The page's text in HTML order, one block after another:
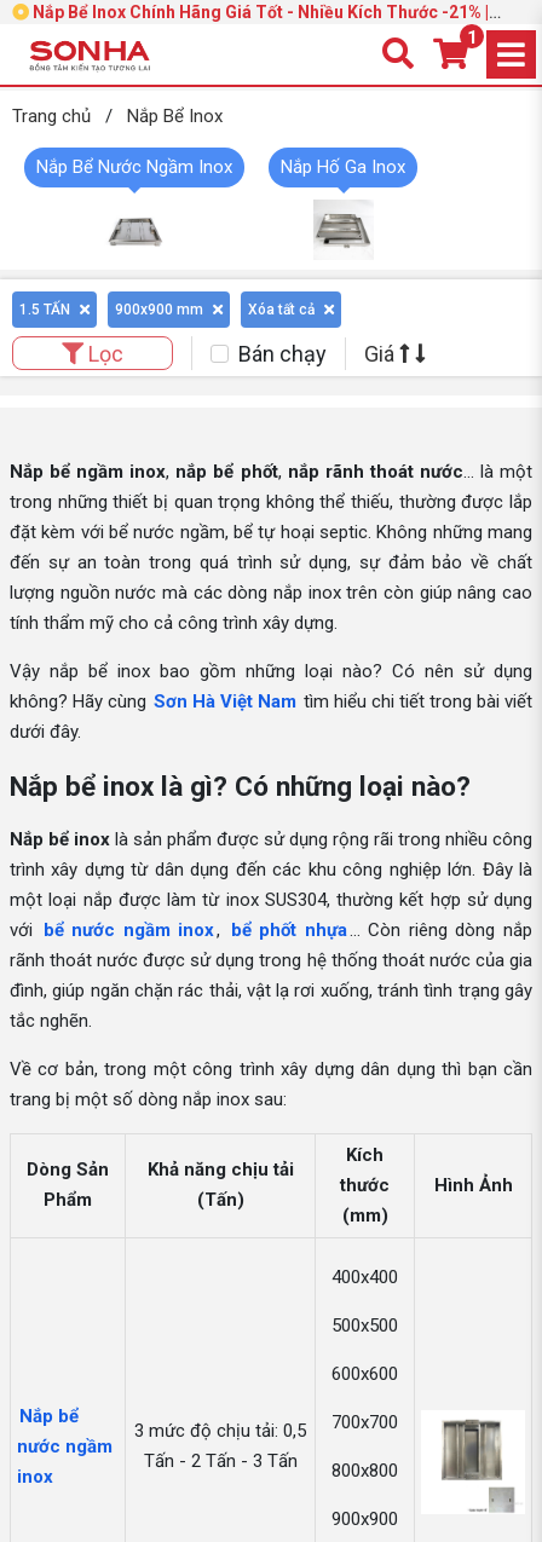
Nắp Bể Inox Chính Hãng Giá Tốt - Nhiều Kích Thước -21% |
1
Trang chủ / Nắp Bể Inox
Nắp Bể Nước Ngầm Inox Nắp Hố Ga Inox
1.5 TẤN 900x900 mm Xóa tất cả
Lọc Bán chạy Giá
Nắp bể ngầm inox, nắp bể phốt, nắp rãnh thoát nước… là một
trong những thiết bị quan trọng không thể thiếu, thường được lắp
đặt kèm với bể nước ngầm, bể tự hoại septic. Không những mang
đến sự an toàn trong quá trình sử dụng, sự đảm bảo về chất
lượng nguồn nước mà các dòng nắp inox trên còn giúp nâng cao
tính thẩm mỹ cho cả công trình xây dựng.
Vậy nắp bể inox bao gồm những loại nào? Có nên sử dụng
không? Hãy cùng Sơn Hà Việt Nam tìm hiểu chi tiết trong bài viết
dưới đây.
Nắp bể inox là gì? Có những loại nào?
Nắp bể inox là sản phẩm được sử dụng rộng rãi trong nhiều công
trình xây dựng từ dân dụng đến các khu công nghiệp lớn. Đây là
một loại nắp được làm từ inox SUS304, thường kết hợp sử dụng
với
bể nước ngầm inox, bể phốt nhựa… Còn riêng dòng nắp
rãnh thoát nước được sử dụng trong hệ thống thoát nước của gia
đình, giúp ngăn chặn rác thải, vật lạ rơi xuống, tránh tình trạng gây
tắc nghẽn.
Về cơ bản, trong một công trình xây dựng dân dụng thì bạn cần
trang bị một số dòng nắp inox sau:
Dòng Sản
Phẩm
Khả năng chịu tải
(Tấn)
Kích
thước
(mm)
Hình Ảnh
Nắp bể
nước ngầm
inox
3 mức độ chịu tải: 0,5
Tấn - 2 Tấn - 3 Tấn
400x400
500x500
600x600
700x700
800x800
900x900